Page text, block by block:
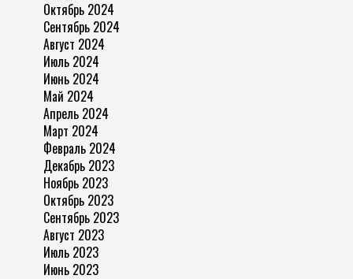
Октябрь 2024
Сентябрь 2024
Август 2024
Июль 2024
Июнь 2024
Май 2024
Апрель 2024
Март 2024
Февраль 2024
Декабрь 2023
Ноябрь 2023
Октябрь 2023
Сентябрь 2023
Август 2023
Июль 2023
Июнь 2023